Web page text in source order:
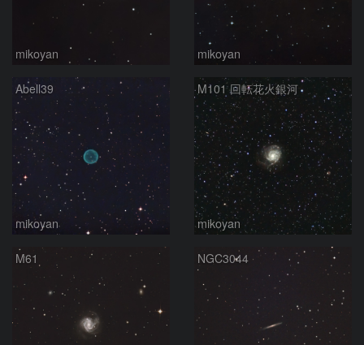
mikoyan mikoyan
Abell39
mikoyan
M101 回転花火銀河
mikoyan
M61 NGC3044